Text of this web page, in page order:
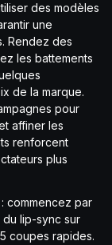
des modèles
une
Rendez des
les battements
de la marque.
pour
affiner les
renforcent
plus
commencez par
lip-sync sur
coupes rapides.